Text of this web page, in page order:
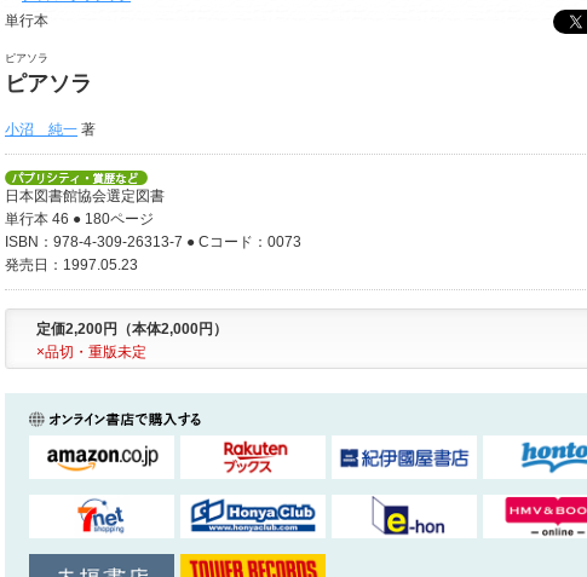
単行本
ピアソラ
ピアソラ
小沼 純一 著
日本図書館協会選定図書
単行本 46 ● 180ページ
ISBN：978-4-309-26313-7 ● Cコード：0073
発売日：1997.05.23
定価2,200円（本体2,000円）
×品切・重版未定